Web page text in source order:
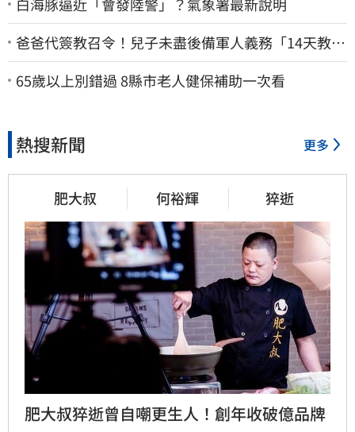
爸爸代簽教召令！兒子未盡後備軍人義務「14天教召
不去」換3個月刑期
65歲以上別錯過 8縣市老人健保補助一次看
熱搜新聞 更多
肥大叔 何裕輝 猝逝
肥大叔猝逝曾自嘲更生人！創年收破億品牌